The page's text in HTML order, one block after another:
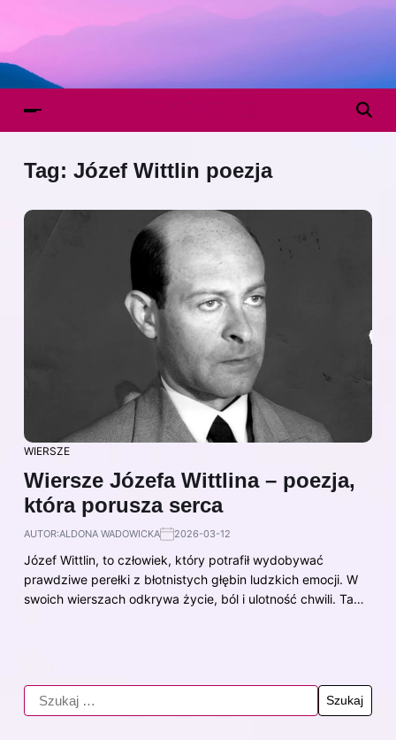
Tag: Józef Wittlin poezja
WIERSZE
Wiersze Józefa Wittlina – poezja,
która porusza serca
AUTOR:ALDONA WADOWICKA 2026-03-12
Józef Wittlin, to człowiek, który potrafił wydobywać
prawdziwe perełki z błotnistych głębin ludzkich emocji. W
swoich wierszach odkrywa życie, ból i ulotność chwili. Ta…